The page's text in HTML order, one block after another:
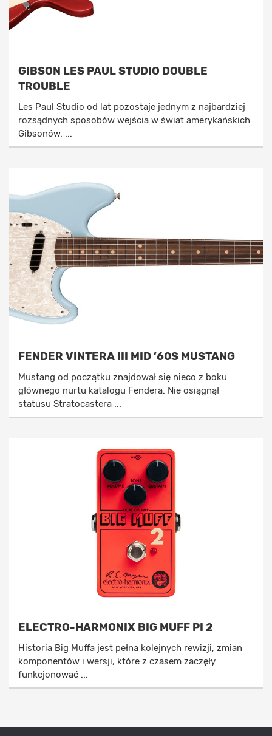
GIBSON LES PAUL STUDIO DOUBLE
TROUBLE
Les Paul Studio od lat pozostaje jednym z najbardziej
rozsądnych sposobów wejścia w świat amerykańskich
Gibsonów. ...
FENDER VINTERA III MID ’60S MUSTANG
Mustang od początku znajdował się nieco z boku
głównego nurtu katalogu Fendera. Nie osiągnął
statusu Stratocastera ...
ELECTRO-HARMONIX BIG MUFF PI 2
Historia Big Muffa jest pełna kolejnych rewizji, zmian
komponentów i wersji, które z czasem zaczęły
funkcjonować ...